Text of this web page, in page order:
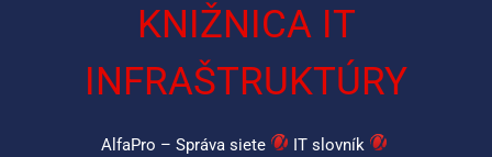
KNIŽNICA IT
INFRAŠTRUKTÚRY
AlfaPro – Správa siete
IT slovník